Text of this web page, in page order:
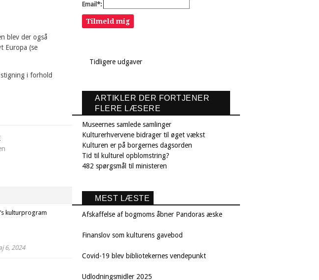
blev der også
Europa (se
i forhold
kulturprogram
6, 2024
Email*:
Tilmeld mig
Tidligere udgaver
ARTIKLER DER FORTJENER
FLERE LÆSERE
Museernes samlede samlinger
Kulturerhvervene bidrager til øget vækst
Kulturen er på borgernes dagsorden
Tid til kulturel opblomstring?
482 spørgsmål til ministeren
MEST LÆSTE
Afskaffelse af bogmoms åbner Pandoras æske
Finanslov som kulturens gavebod
Covid-19 blev bibliotekernes vendepunkt
Udlodningsmidler 2025